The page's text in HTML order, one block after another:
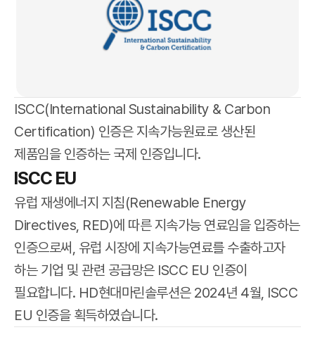
ISCC(International Sustainability & Carbon
Certification) 인증은 지속가능원료로 생산된
제품임을 인증하는 국제 인증입니다.
ISCC EU
유럽 재생에너지 지침(Renewable Energy
Directives, RED)에 따른 지속가능 연료임을 입증하는
인증으로써, 유럽 시장에 지속가능연료를 수출하고자
하는 기업 및 관련 공급망은 ISCC EU 인증이
필요합니다. HD현대마린솔루션은 2024년 4월, ISCC
EU 인증을 획득하였습니다.